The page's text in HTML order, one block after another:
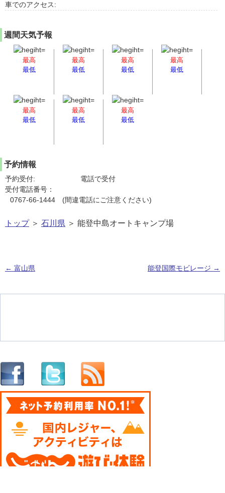
車でのアクセス:
週間天気予報
最高
最低
最高
最低
最高
最低
最高
最低
最高
最低
最高
最低
最高
最低
予約情報
予約受付:
電話で受付
受付電話番号：
0767-66-1444 (間違電話にご注意ください)
トップ＞ 石川県 ＞ 能登中島オートキャンプ場
← 富山県 能登国際モビレージ →